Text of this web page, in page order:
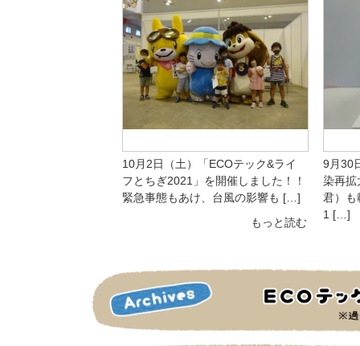
10月2日（土）「ECOテック&ライ
フとちぎ2021」を開催しました！！
緊急事態もあけ、台風の影響も […]
もっと読む
9月30
染再拡
君）
1 […]